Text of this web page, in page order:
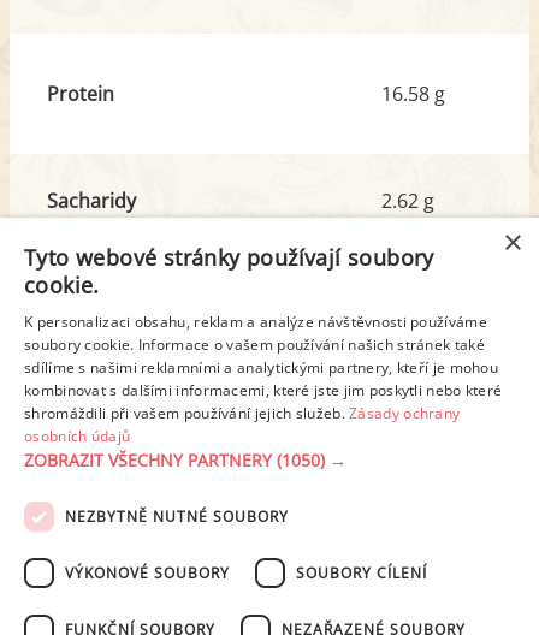
Protein 16.58 g
Sacharidy
z toho cukr
2.62 g
2.35 g
Tuk
z toho nas. mastné kyseliny
92.07 g
48.03 g
Detailní rozpis
PODMÍNKY UŽITÍ ZÁSADY OCHRANY OSOBNÍCH ÚDAJŮ
NASTAVENÍ COOKIES
×
Tyto webové stránky používají soubory
cookie.
K personalizaci obsahu, reklam a analýze návštěvnosti používáme
soubory cookie. Informace o vašem používání našich stránek také
sdílíme s našimi reklamními a analytickými partnery, kteří je mohou
kombinovat s dalšími informacemi, které jste jim poskytli nebo které
shromáždili při vašem používání jejich služeb.Zásady ochrany
osobních údajů
ZOBRAZIT VŠECHNY PARTNERY(1050) →
NEZBYTNĚ NUTNÉ SOUBORY
VÝKONOVÉ SOUBORY SOUBORY CÍLENÍ
FUNKČNÍ SOUBORY NEZAŘAZENÉ SOUBORY